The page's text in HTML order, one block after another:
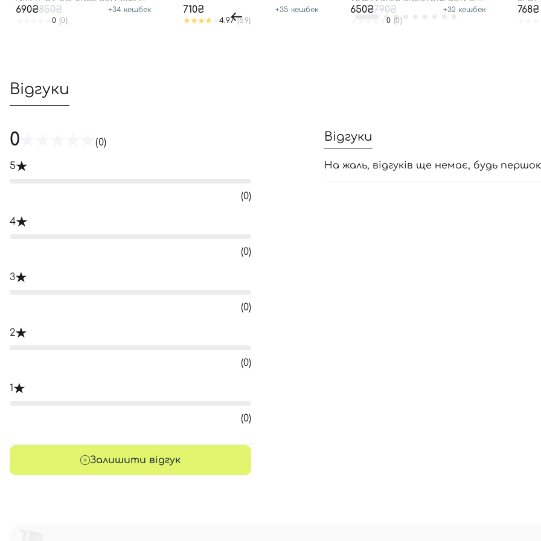
SPF50
690₴850₴ +34 кешбек
0 (0)
710₴ +35 кешбек
4.97(59)
50+ PA++++
650₴790₴ +32 кешбек
0 (0)
WASH
768₴
Відгуки
0 (0)
5
(0)
4
(0)
3
(0)
2
(0)
1
(0)
Залишити відгук
Відгуки
На жаль, відгуків ще немає, будь